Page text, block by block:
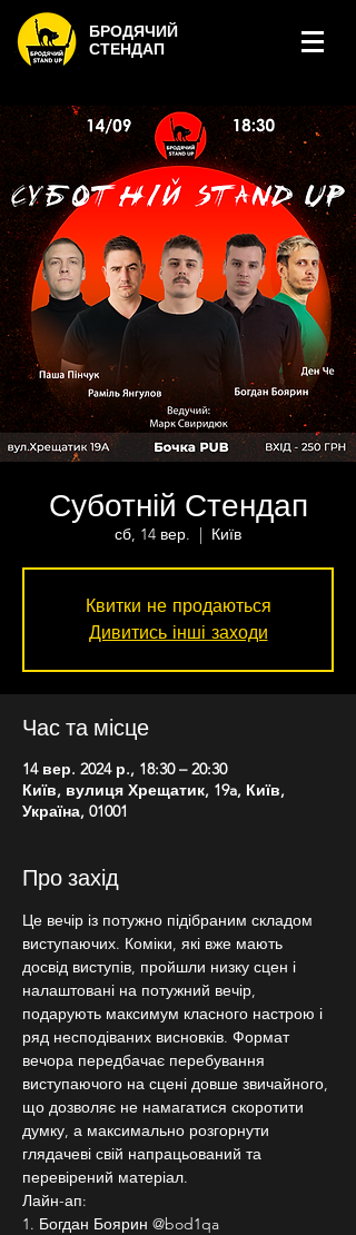
БРОДЯЧИЙ
СТЕНДАП
Суботній Стендап
сб, 14 вер.
  |
Київ
Квитки не продаються
Дивитись інші заходи
Час та місце
14 вер. 2024 р., 18:30 – 20:30
Київ, вулиця Хрещатик, 19a, Київ,
Україна, 01001
Про захід
Це вечір із потужно підібраним складом
виступаючих. Коміки, які вже мають
досвід виступів, пройшли низку сцен і
налаштовані на потужний вечір,
подарують максимум класного настрою і
ряд несподіваних висновків. Формат
вечора передбачає перебування
виступаючого на сцені довше звичайного,
що дозволяє не намагатися скоротити
думку, а максимально розгорнути
глядачеві свій напрацьований та
перевірений матеріал.
Лайн-ап:
1. Богдан Боярин @bod1qa